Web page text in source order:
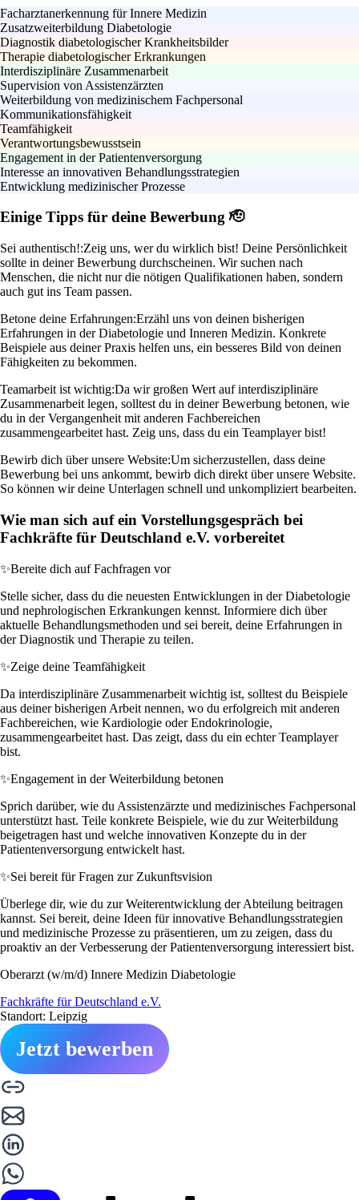
Facharztanerkennung für Innere Medizin
Zusatzweiterbildung Diabetologie
Diagnostik diabetologischer Krankheitsbilder
Therapie diabetologischer Erkrankungen
Interdisziplinäre Zusammenarbeit
Supervision von Assistenzärzten
Weiterbildung von medizinischem Fachpersonal
Kommunikationsfähigkeit
Teamfähigkeit
Verantwortungsbewusstsein
Engagement in der Patientenversorgung
Interesse an innovativen Behandlungsstrategien
Entwicklung medizinischer Prozesse
Einige Tipps für deine Bewerbung 🫡
Sei authentisch!:Zeig uns, wer du wirklich bist! Deine Persönlichkeit
sollte in deiner Bewerbung durchscheinen. Wir suchen nach
Menschen, die nicht nur die nötigen Qualifikationen haben, sondern
auch gut ins Team passen.
Betone deine Erfahrungen:Erzähl uns von deinen bisherigen
Erfahrungen in der Diabetologie und Inneren Medizin. Konkrete
Beispiele aus deiner Praxis helfen uns, ein besseres Bild von deinen
Fähigkeiten zu bekommen.
Teamarbeit ist wichtig:Da wir großen Wert auf interdisziplinäre
Zusammenarbeit legen, solltest du in deiner Bewerbung betonen, wie
du in der Vergangenheit mit anderen Fachbereichen
zusammengearbeitet hast. Zeig uns, dass du ein Teamplayer bist!
Bewirb dich über unsere Website:Um sicherzustellen, dass deine
Bewerbung bei uns ankommt, bewirb dich direkt über unsere Website.
So können wir deine Unterlagen schnell und unkompliziert bearbeiten.
Wie man sich auf ein Vorstellungsgespräch bei
Fachkräfte für Deutschland e.V. vorbereitet
✨Bereite dich auf Fachfragen vor
Stelle sicher, dass du die neuesten Entwicklungen in der Diabetologie
und nephrologischen Erkrankungen kennst. Informiere dich über
aktuelle Behandlungsmethoden und sei bereit, deine Erfahrungen in
der Diagnostik und Therapie zu teilen.
✨Zeige deine Teamfähigkeit
Da interdisziplinäre Zusammenarbeit wichtig ist, solltest du Beispiele
aus deiner bisherigen Arbeit nennen, wo du erfolgreich mit anderen
Fachbereichen, wie Kardiologie oder Endokrinologie,
zusammengearbeitet hast. Das zeigt, dass du ein echter Teamplayer
bist.
✨Engagement in der Weiterbildung betonen
Sprich darüber, wie du Assistenzärzte und medizinisches Fachpersonal
unterstützt hast. Teile konkrete Beispiele, wie du zur Weiterbildung
beigetragen hast und welche innovativen Konzepte du in der
Patientenversorgung entwickelt hast.
✨Sei bereit für Fragen zur Zukunftsvision
Überlege dir, wie du zur Weiterentwicklung der Abteilung beitragen
kannst. Sei bereit, deine Ideen für innovative Behandlungsstrategien
und medizinische Prozesse zu präsentieren, um zu zeigen, dass du
proaktiv an der Verbesserung der Patientenversorgung interessiert bist.
Oberarzt (w/m/d) Innere Medizin Diabetologie
Fachkräfte für Deutschland e.V.
Standort: Leipzig
Jetzt bewerben